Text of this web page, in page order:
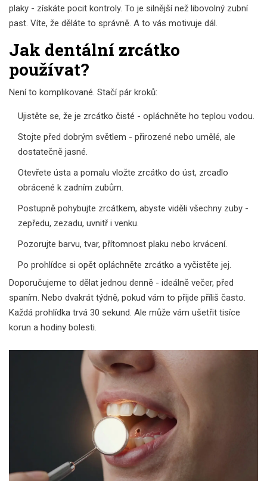
plaky - získáte pocit kontroly. To je silnější než libovolný zubní
past. Víte, že děláte to správně. A to vás motivuje dál.
Jak dentální zrcátko
používat?
Není to komplikované. Stačí pár kroků:
Ujistěte se, že je zrcátko čisté - opláchněte ho teplou vodou.
Stojte před dobrým světlem - přirozené nebo umělé, ale
dostatečně jasné.
Otevřete ústa a pomalu vložte zrcátko do úst, zrcadlo
obrácené k zadním zubům.
Postupně pohybujte zrcátkem, abyste viděli všechny zuby -
zepředu, zezadu, uvnitř i venku.
Pozorujte barvu, tvar, přítomnost plaku nebo krvácení.
Po prohlídce si opět opláchněte zrcátko a vyčistěte jej.
Doporučujeme to dělat jednou denně - ideálně večer, před
spaním. Nebo dvakrát týdně, pokud vám to přijde příliš často.
Každá prohlídka trvá 30 sekund. Ale může vám ušetřit tisíce
korun a hodiny bolesti.